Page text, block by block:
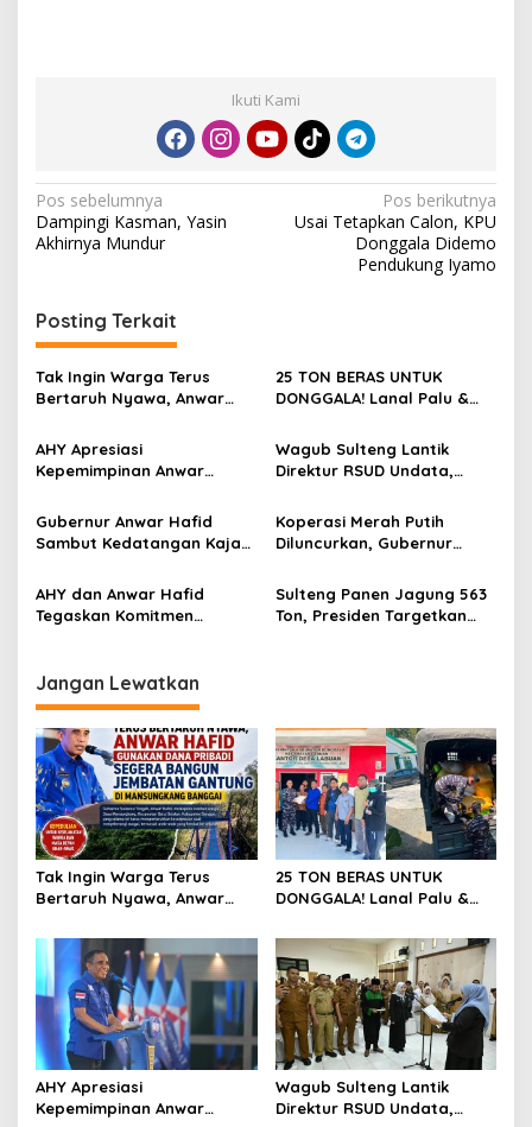
Ikuti Kami
N
a
i
g
a
s
i
p
s
Pos sebelumnya
Dampingi Kasman, Yasin
Akhirnya Mundur
Pos berikutnya
Usai Tetapkan Calon, KPU
Donggala Didemo
Pendukung Iyamo
Posting Terkait
Tak Ingin Warga Terus
Bertaruh Nyawa, Anwar
Pribadi Segera Bangun
Jembatan Gantung di
Mansungkang Banggai
25 TON BERAS UNTUK
DONGGALA! Lanal Palu &
Bergandengan Tangan,
Wujudkan Ketahanan
AHY Apresiasi
Kepemimpinan Anwar
Diminta Tancap Gas Menuju
2029
Wagub Sulteng Lantik
Direktur RSUD Undata,
Layanan Kesehatan
Gubernur Anwar Hafid
Sambut Kedatangan Kajati
Bandara Mutiara SIS Al-
Jufri
Koperasi Merah Putih
Diluncurkan, Gubernur
Komitmen Bangun Ekonomi
Desa
AHY dan Anwar Hafid
Tegaskan Komitmen
Legalitas Aset di Sulteng
Sulteng Panen Jagung 563
Ton, Presiden Targetkan
Jangan Lewatkan
Tak Ingin Warga Terus
Bertaruh Nyawa, Anwar
Pribadi Segera Bangun
Jembatan Gantung di
Mansungkang Banggai
25 TON BERAS UNTUK
DONGGALA! Lanal Palu &
Bergandengan Tangan,
Wujudkan Ketahanan
Pangan di Tengah
Semangat HUT ke-57
AHY Apresiasi
Kepemimpinan Anwar
Wagub Sulteng Lantik
Direktur RSUD Undata,